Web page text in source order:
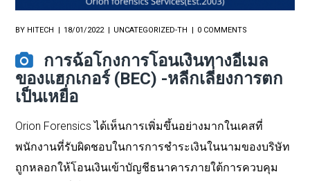
BY HITECH 18/01/2022 UNCATEGORIZED-TH 0 COMMENTS
การฉ้อโกงการโอนเงินทางอีเมล
ของแฮกเกอร์ (BEC) -หลีกเลี่ยงการตก
เป็นเหยื่อ
Orion Forensics ได้เห็นการเพิ่มขึ้นอย่างมากในเคสที่
พนักงานที่รับผิดชอบในการการชำระเงินในนามของบริษัท
ถูกหลอกให้โอนเงินเข้าบัญชีธนาคารภายใต้การควบคุม